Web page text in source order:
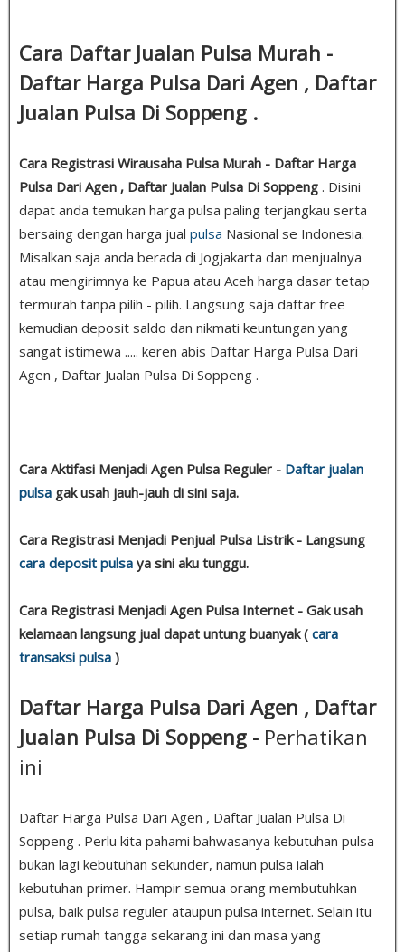
Cara Daftar Jualan Pulsa Murah -
Daftar Harga Pulsa Dari Agen , Daftar
Jualan Pulsa Di Soppeng .
Cara Registrasi Wirausaha Pulsa Murah - Daftar Harga
Pulsa Dari Agen , Daftar Jualan Pulsa Di Soppeng . Disini
dapat anda temukan harga pulsa paling terjangkau serta
bersaing dengan harga jual pulsa Nasional se Indonesia.
Misalkan saja anda berada di Jogjakarta dan menjualnya
atau mengirimnya ke Papua atau Aceh harga dasar tetap
termurah tanpa pilih - pilih. Langsung saja daftar free
kemudian deposit saldo dan nikmati keuntungan yang
sangat istimewa ..... keren abis Daftar Harga Pulsa Dari
Agen , Daftar Jualan Pulsa Di Soppeng .
Cara Aktifasi Menjadi Agen Pulsa Reguler - Daftar jualan
pulsa gak usah jauh-jauh di sini saja.
Cara Registrasi Menjadi Penjual Pulsa Listrik - Langsung
cara deposit pulsa ya sini aku tunggu.
Cara Registrasi Menjadi Agen Pulsa Internet - Gak usah
kelamaan langsung jual dapat untung buanyak ( cara
transaksi pulsa )
Daftar Harga Pulsa Dari Agen , Daftar
Jualan Pulsa Di Soppeng - Perhatikan
ini
Daftar Harga Pulsa Dari Agen , Daftar Jualan Pulsa Di
Soppeng . Perlu kita pahami bahwasanya kebutuhan pulsa
bukan lagi kebutuhan sekunder, namun pulsa ialah
kebutuhan primer. Hampir semua orang membutuhkan
pulsa, baik pulsa reguler ataupun pulsa internet. Selain itu
setiap rumah tangga sekarang ini dan masa yang